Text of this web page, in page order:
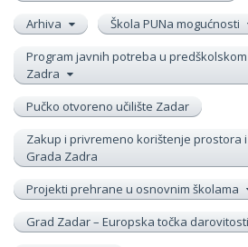
Arhiva
Škola PUNa mogućnosti
Program javnih potreba u
Zadra
Pučko otvoreno učilište Zadar
Zakup i privremeno korištenje prostora
Grada Zadra
Projekti prehrane u osnovnim školama
Grad Zadar – Europska točka darovitosti